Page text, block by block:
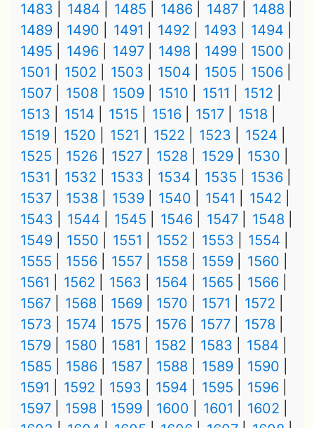
1483
1484 1485 1486 1487
1488
1489
1490 1491 1492 1493
1494
1495
1496 1497 1498 1499
1500
1501
1502 1503 1504 1505
1506
1507
1508 1509 1510 1511
1512
1513
1514 1515 1516 1517
1518
1519
1520 1521 1522 1523
1524
1525
1526 1527 1528 1529
1530
1531
1532 1533 1534 1535
1536
1537
1538 1539 1540 1541
1542
1543
1544 1545 1546 1547
1548
1549
1550 1551 1552 1553
1554
1555
1556 1557 1558 1559
1560
1561
1562 1563 1564 1565
1566
1567
1568 1569 1570 1571
1572
1573
1574 1575 1576 1577
1578
1579
1580 1581 1582 1583
1584
1585
1586 1587 1588 1589
1590
1591
1592 1593 1594 1595
1596
1597
1598 1599 1600 1601
1602